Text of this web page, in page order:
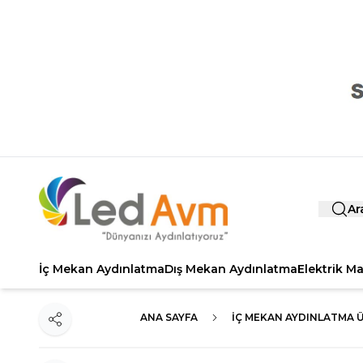
İç Mekan AydınlatmaDış Mekan AydınlatmaElektrik
ANA SAYFA İÇ MEKAN AYDINLATMA
Paylaş